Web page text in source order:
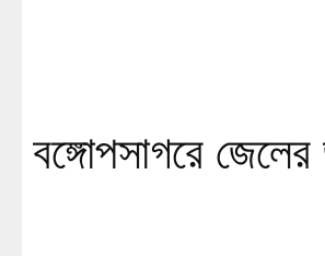
বঙ্গোপসাগরে